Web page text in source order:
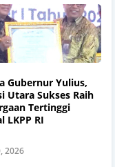
Gubernur Yulius,
Utara Sukses Raih
Tertinggi
LKPP RI
2026